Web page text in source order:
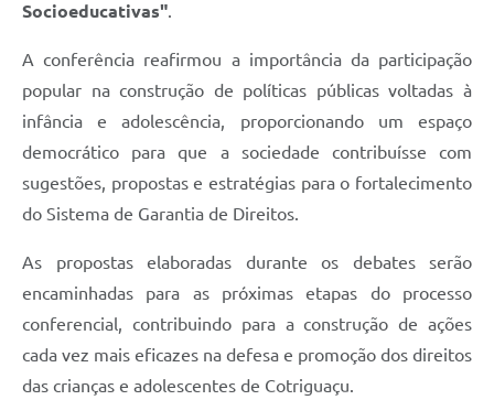
Socioeducativas".
A conferência reafirmou a importância da participação
popular na construção de políticas públicas voltadas à
infância e adolescência, proporcionando um espaço
democrático para que a sociedade contribuísse com
sugestões, propostas e estratégias para o fortalecimento
do Sistema de Garantia de Direitos.
As propostas elaboradas durante os debates serão
encaminhadas para as próximas etapas do processo
conferencial, contribuindo para a construção de ações
cada vez mais eficazes na defesa e promoção dos direitos
das crianças e adolescentes de Cotriguaçu.